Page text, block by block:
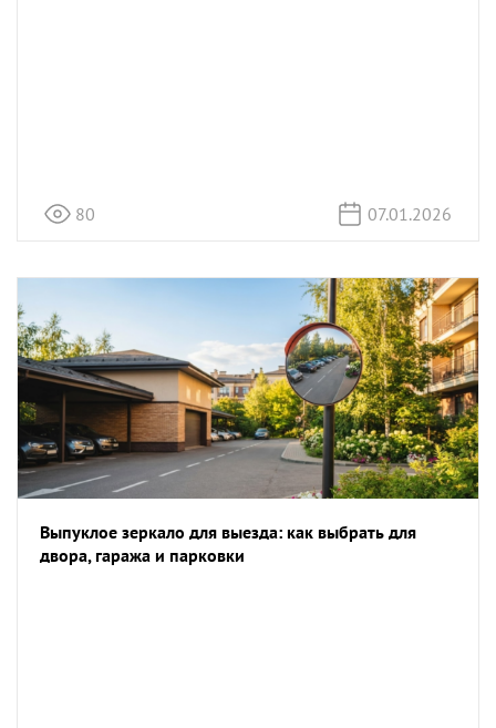
80 07.01.2026
Выпуклое зеркало для выезда: как выбрать для
двора, гаража и парковки